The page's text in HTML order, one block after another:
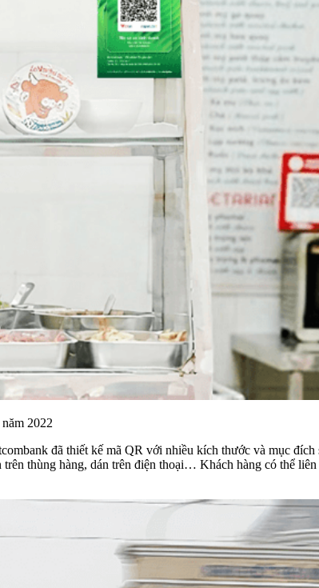
2022
đã thiết kế mã QR với nhiều kích thước và mục
thùng hàng, dán trên điện thoại… Khách hàng có thể